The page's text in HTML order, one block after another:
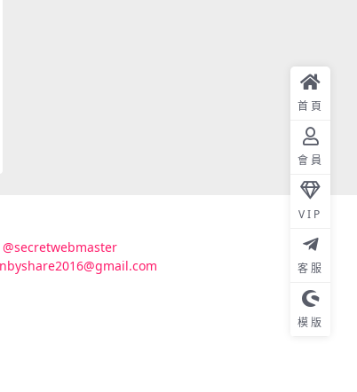
@secretwebmaster
首頁
會員
VIP
客服
模版